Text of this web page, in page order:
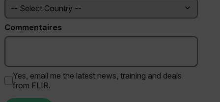
Commentaires
Yes, email me the latest news, training and deals
from FLIR.
sf_territory